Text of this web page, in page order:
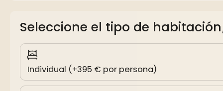
Seleccione el tipo de
Individual (+395 € por persona)